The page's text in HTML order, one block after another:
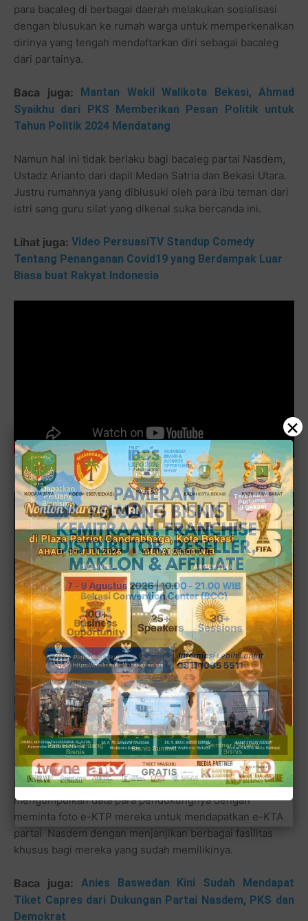
para bacaleg di berbagai daerah melakukan sosialisasi
dengan blusukan ke rumah warga untuk memperkenalkan
dirinya yang tengah mendaftarkan diri sebagai bacaleg
dari partainya.
Baca juga: Mantan Wakil Walikota Bekasi, Ahmad
Syaikhu dari PKS Memberikan Pesan Politik untuk
Tahun Politik 2024 Mendatang
Namun hal ini tidak berlaku bagi bacaleg partai Nasdem,
Ustadz Arianto dari dapil Medan Satria dan Bekasi Utara.
Justru rumahnya yang diblusuki oleh para ibu teman dari
istri sang guru silat yang dikenal suka bercanda ini.
Lihat juga: Video PersuasiTV Standup Comedy
Tentang Penanganan Covid19 yang Berdampak Luar
Biasa buat Rakyat Indonesia
Komika bahas penanganan covid19
Akrab bersama warga pendukung yang kebanyakan para ibu.
Baca juga:Laksamana Pertama Hargianto,
Purnawirawan TNI AL Ini Pilih Lanjutkan Pengabdian
Jadi Bacaleg Nasdem untuk DPRD Provinsi Sumbar
Tak kurang sigap, Ustadz Arianto pun mengambil
kesempatan ini sebagai ajang sosialisasi dirinya dan
mengumpulkan data para pendukungnya dengan
meminta foto e-KTP mereka untuk mendapatkan e-KTA
partai Nasdem dengan menjanjikan berbagai fasilitas
khusus bagi mereka yang sudah memilikinya.
Baca juga: Anies Baswedan Kini Sudah Mendapat
Tiket Capres dari Dukungan Partai Nasdem, PKS dan
Demokrat
×